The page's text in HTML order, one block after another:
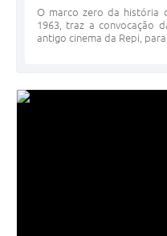
O marco zero da história
1963, traz a convocação
antigo cinema da Repi,